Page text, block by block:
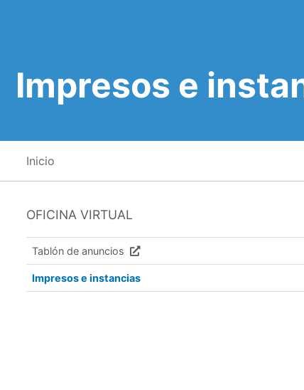
Impresos e
Inicio
OFICINA VIRTUAL
Tablón de anuncios
Impresos e instancias